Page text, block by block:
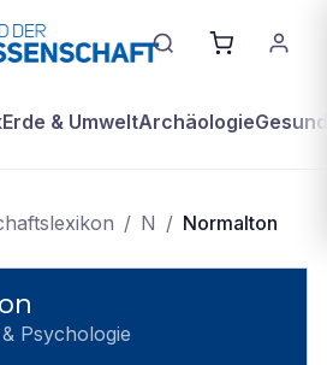
Erde & UmweltArchäologie
/ N / Normalton
Psychologie